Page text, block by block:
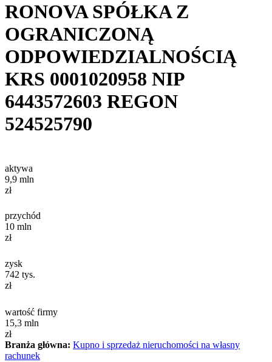
RONOVA SPÓŁKA Z
OGRANICZONĄ
ODPOWIEDZIALNOŚCIĄ
KRS 0001020958 NIP
6443572603 REGON
524525790
aktywa
9,9 mln
zł
przychód
10 mln
zł
zysk
742 tys.
zł
wartość firmy
15,3 mln
zł
Branża główna: Kupno i sprzedaż nieruchomości na własny
rachunek